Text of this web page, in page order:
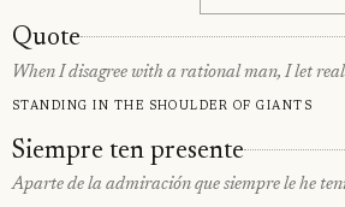
Quote
When I disagree with a rational man, I let
Standing in the shoulder of giants
Siempre ten presente
Aparte de la admiración que siempre le he